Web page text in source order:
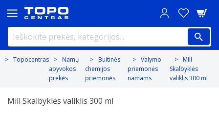
Topocentras
Namų
apyvokos
prekės
Buitinės
chemijos
priemonės
Valymo
priemonės
namams
Mill
Skalbyklės
valiklis 300 ml
Mill Skalbyklės valiklis 300 ml